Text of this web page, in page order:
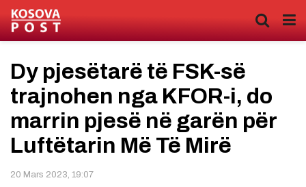
Dy pjesëtarë të FSK-së
trajnohen nga KFOR-i, do
marrin pjesë në garën për
Luftëtarin Më Të Mirë
20 Mars 2023, 19:07